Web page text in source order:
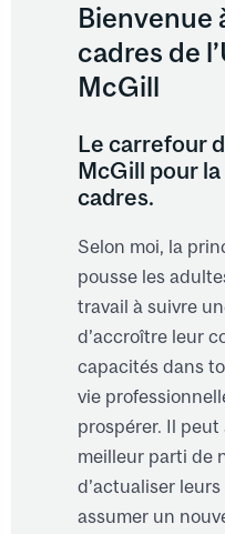
Bienvenue
cadres de
McGill
Le carrefour
McGill pour
cadres.
Selon moi, la
pousse les
travail à suivre
d’accroître leur
capacités dans
vie
prospérer. Il peut
meilleur parti de
d’actualiser
assumer un